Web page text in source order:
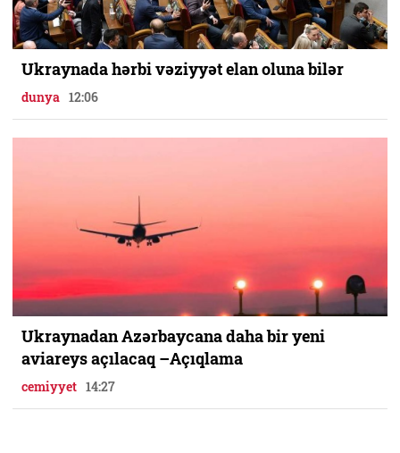
Ukraynada hərbi vəziyyət elan oluna bilər
dunya 12:06
Ukraynadan Azərbaycana daha bir yeni
aviareys açılacaq –Açıqlama
cemiyyet 14:27